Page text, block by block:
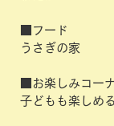
■フード
うさぎの家
■お楽しみコー
子どもも楽しめ